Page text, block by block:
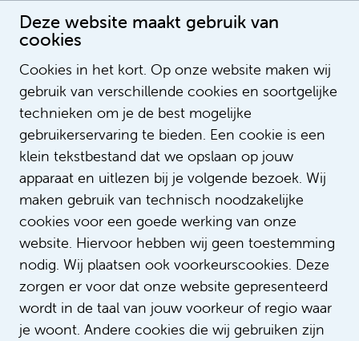
Deze website maakt gebruik van
cookies
Cookies in het kort. Op onze website maken wij
gebruik van verschillende cookies en soortgelijke
technieken om je de best mogelijke
gebruikerservaring te bieden. Een cookie is een
klein tekstbestand dat we opslaan op jouw
apparaat en uitlezen bij je volgende bezoek. Wij
maken gebruik van technisch noodzakelijke
cookies voor een goede werking van onze
website. Hiervoor hebben wij geen toestemming
nodig. Wij plaatsen ook voorkeurscookies. Deze
zorgen er voor dat onze website gepresenteerd
wordt in de taal van jouw voorkeur of regio waar
je woont. Andere cookies die wij gebruiken zijn
Participatieprogramma: impact op medewerkers
Publication date: 27-7-2022 09:46:13
LegendSorting
ListOrderValue
LegendNotification
LegendContent
SubTitle
ImageUrl
https://i.ytimg.com/vi/e2CE1gdbPyg/
VideoID
https://www.youtube.com/watch?
v=e2CE1gdbPyg
AspectRatio
200_113
LinkTitle
LinkUrl